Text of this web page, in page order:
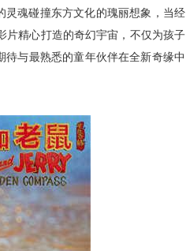
灵魂碰撞东方文化的瑰丽想象，当经
片精心打造的奇幻宇宙，不仅为孩子
待与最熟悉的童年伙伴在全新奇缘中